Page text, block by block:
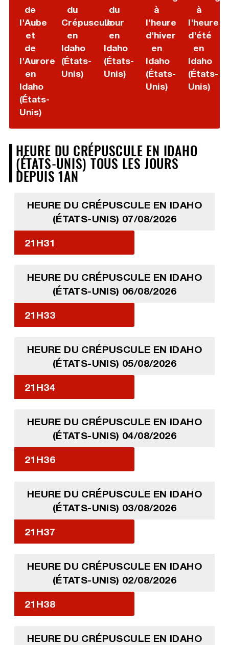
de
l'Aube
et
de
l'Aurore
en
Idaho
(États-
Unis)
du
Crépuscule
en
Idaho
(États-
Unis)
du
Jour
en
Idaho
(États-
Unis)
à
l'heure
d'hiver
en
Idaho
(États-
Unis)
à
l'heure
d'été
en
Idaho
(États-
Unis)
HEURE DU CRÉPUSCULE EN IDAHO
(ÉTATS-UNIS) TOUS LES JOURS
DEPUIS 1AN
HEURE DU CRÉPUSCULE EN IDAHO
(ÉTATS-UNIS) 07/08/2026
21H31
HEURE DU CRÉPUSCULE EN IDAHO
(ÉTATS-UNIS) 06/08/2026
21H33
HEURE DU CRÉPUSCULE EN IDAHO
(ÉTATS-UNIS) 05/08/2026
21H34
HEURE DU CRÉPUSCULE EN IDAHO
(ÉTATS-UNIS) 04/08/2026
21H36
HEURE DU CRÉPUSCULE EN IDAHO
(ÉTATS-UNIS) 03/08/2026
21H37
HEURE DU CRÉPUSCULE EN IDAHO
(ÉTATS-UNIS) 02/08/2026
21H38
HEURE DU CRÉPUSCULE EN IDAHO